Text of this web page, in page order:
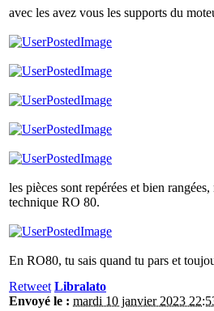
avec les avez vous les supports du
les pièces sont repérées et bien
technique RO 80.
En RO80, tu sais quand tu pars et
Retweet Libralato
Envoyé le : mardi 10 janvier 2023